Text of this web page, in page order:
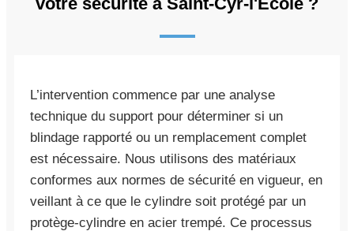
L’intervention commence par une analyse
technique du support pour déterminer si un
blindage rapporté ou un remplacement complet
est nécessaire. Nous utilisons des matériaux
conformes aux normes de sécurité en vigueur, en
veillant à ce que le cylindre soit protégé par un
protège-cylindre en acier trempé. Ce processus